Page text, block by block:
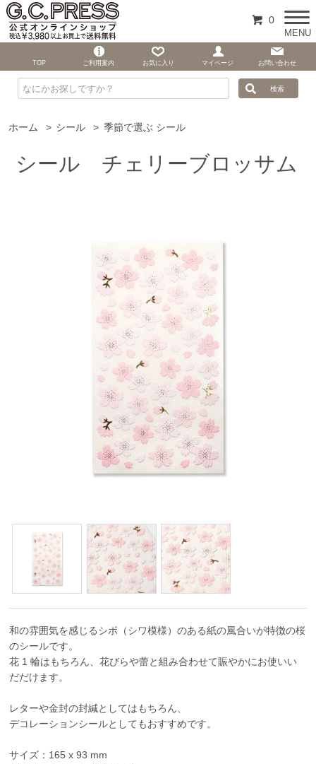
ホーム > シール > 季節で選ぶ シール
シール チェリーブロッサム
和の雰囲気を感じるシボ（シワ模様）のある紙の風合いが特徴の桜
のシールです。
花 1 輪はもちろん、花びらや蕾と組み合わせて賑やかにお使いい
だだけます。
レターや金封の封緘としてはもちろん、
デコレーションシールとしてもおすすめです。
サイズ：165 x 93 mm
0
MENU
TOP ご利用案内 お気に入り マイページ お問い合わせ